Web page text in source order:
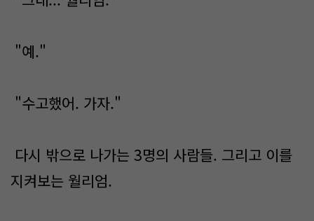
"예."
"수고했어. 가자."
다시 밖으로 나가는 3명의 사람들. 그리고 이를
지켜보는 월리엄.